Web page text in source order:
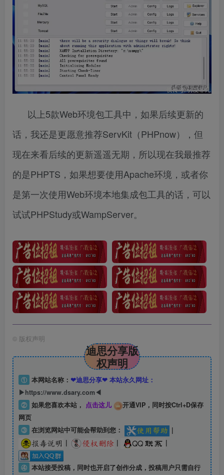
以上5款Web环境包工具中，如果后续更新的
话，我还是更愿意推荐ServKit（PHPnow），但
现在来看后续的更新遥遥无期，所以现在我最推荐
的是PHPTS，如果想要使用Apache环境，或者你
是第一次使用Web环境本地集成包工具的话，可以
试试PHPStudy或WampServer。
© 版权声明
迪思分享版
权声明
① 本网站名称： ❤迪思分享❤ 本站永久网址：
▶https://www.dsary.com◀
② 如果您喜欢本站， 点击这儿
开通VIP，同时按Ctrl+D保存
网页
③ 在浏览网站中可能会帮助到您：
|
|
| |
④ 本站接受投稿，同时也开启了创作分成，投稿用户只需自行